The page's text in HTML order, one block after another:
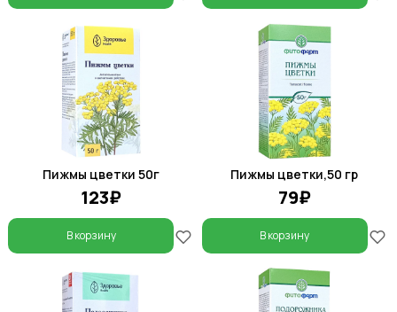
Пижмы цветки 50г
123₽
В корзину
Пижмы цветки,50 гр
79₽
В корзину